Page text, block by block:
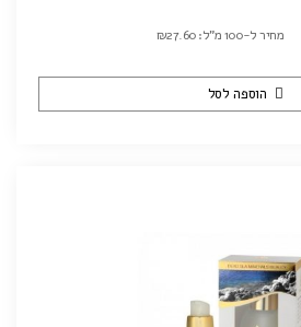
מחיר ל-100 מ"ל: ₪27.60
הוספה לסל